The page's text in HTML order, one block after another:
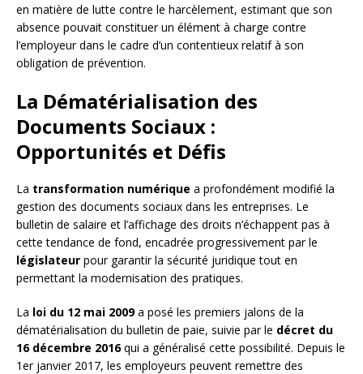
en matière de lutte contre le harcèlement, estimant que son
absence pouvait constituer un élément à charge contre
l’employeur dans le cadre d’un contentieux relatif à son
obligation de prévention.
La Dématérialisation des
Documents Sociaux :
Opportunités et Défis
La transformation numérique a profondément modifié la
gestion des documents sociaux dans les entreprises. Le
bulletin de salaire et l’affichage des droits n’échappent pas à
cette tendance de fond, encadrée progressivement par le
législateur pour garantir la sécurité juridique tout en
permettant la modernisation des pratiques.
La loi du 12 mai 2009a posé les premiers jalons de la
dématérialisation du bulletin de paie, suivie par le décret du
16 décembre 2016qui a généralisé cette possibilité. Depuis le
1er janvier 2017, les employeurs peuvent remettre des